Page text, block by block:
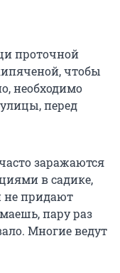
проточной
чтобы
необходимо
перед
заражаются
в садике,
не придают
пару раз
Многие ведут